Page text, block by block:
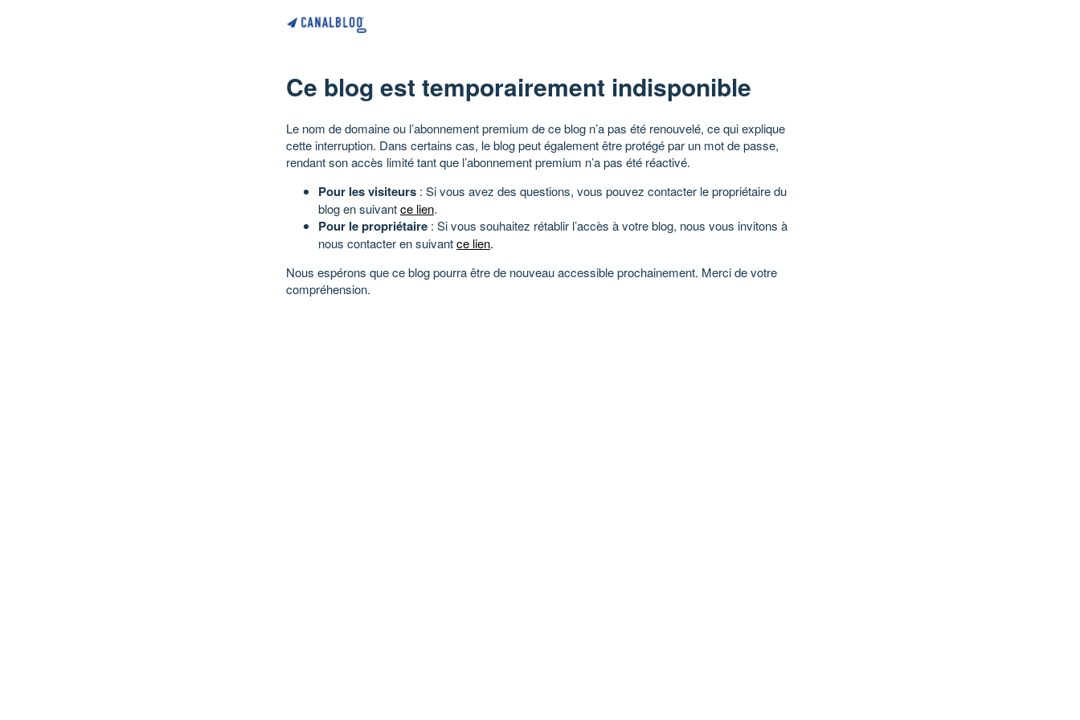
Ce blog est temporairement indisponible
Le nom de domaine ou l’abonnement premium de ce blog n’a pas été renouvelé, ce qui explique
cette interruption. Dans certains cas, le blog peut également être protégé par un mot de passe,
rendant son accès limité tant que l’abonnement premium n’a pas été réactivé.
Pour les visiteurs : Si vous avez des questions, vous pouvez contacter le propriétaire du
blog en suivantce lien.
Pour le propriétaire : Si vous souhaitez rétablir l’accès à votre blog, nous vous invitons à
nous contacter en suivantce lien.
Nous espérons que ce blog pourra être de nouveau accessible prochainement. Merci de votre
compréhension.